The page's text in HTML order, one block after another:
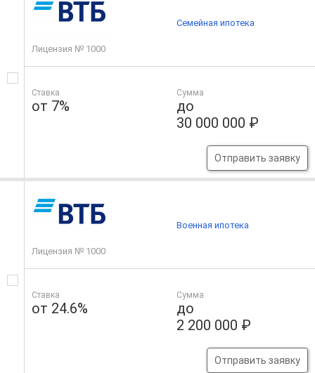
Лицензия № 1000
Ставка
от 7%
Сумма
до
30 000 000 ₽
Отправить заявку
Семейная ипотека
Лицензия № 1000
Ставка
от 24.6%
Сумма
до
2 200 000 ₽
Отправить заявку
Военная ипотека